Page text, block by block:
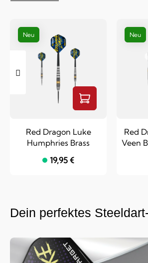
Neu
Red Dragon Luke
Humphries Brass
19,95 €
Neu
Red
Veen
Dein perfektes